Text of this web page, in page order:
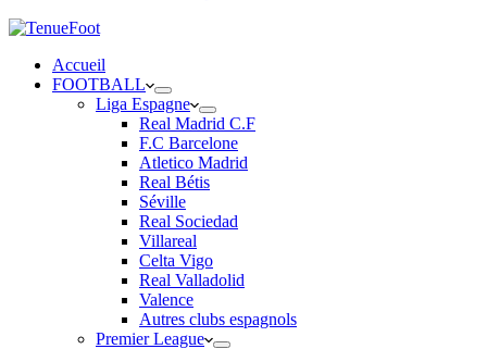
Accueil
FOOTBALL
Liga Espagne
Real Madrid C.F
F.C Barcelone
Atletico Madrid
Real Bétis
Séville
Real Sociedad
Villareal
Celta Vigo
Real Valladolid
Valence
Autres clubs espagnols
Premier League